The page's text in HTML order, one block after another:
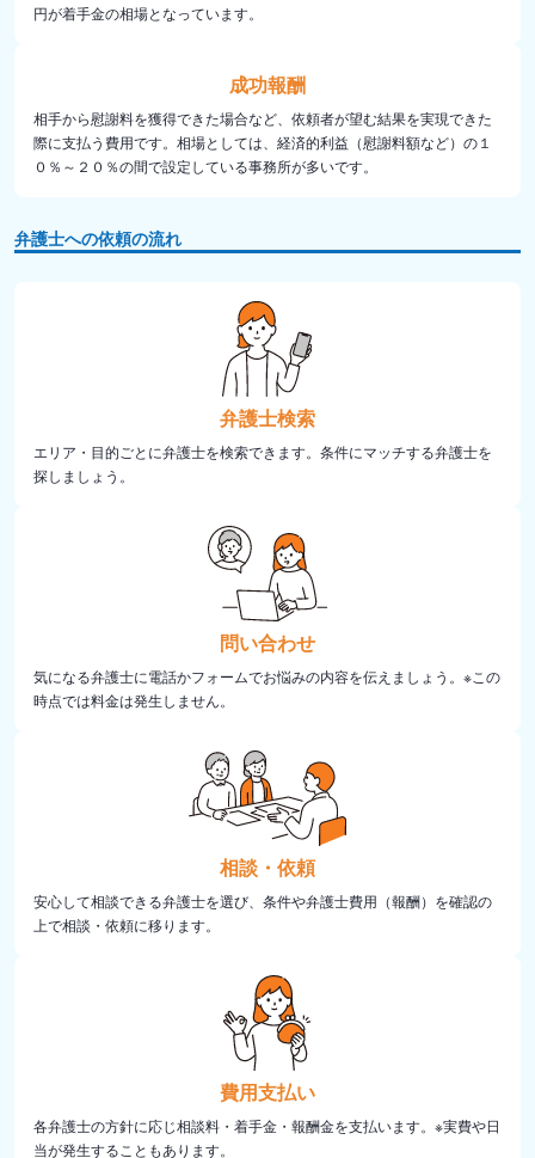
円が着手金の相場となっています。
成功報酬
相手から慰謝料を獲得できた場合など、依頼者が望む結果を実現できた
際に支払う費用です。相場としては、経済的利益（慰謝料額など）の１
０％～２０％の間で設定している事務所が多いです。
弁護士への依頼の流れ
弁護士検索
エリア・目的ごとに弁護士を検索できます。条件にマッチする弁護士を
探しましょう。
問い合わせ
気になる弁護士に電話かフォームでお悩みの内容を伝えましょう。※この
時点では料金は発生しません。
相談・依頼
安心して相談できる弁護士を選び、条件や弁護士費用（報酬）を確認の
上で相談・依頼に移ります。
費用支払い
各弁護士の方針に応じ相談料・着手金・報酬金を支払います。※実費や日
当が発生することもあります。